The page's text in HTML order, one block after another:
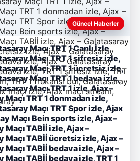
Güncel Haberler
Maçı TRT 1 Canlı İzle,
Maçı TRT 1 şifresiz izle,
Maçı TRT 1 ücretsiz izle,
Maçı TRT 1 bedava izle,
Maçı TRT 1 izle, Ajax –
Maçı TRT 1 donmadan izle,
Maçı TRT Spor izle, Ajax
Maçı Bein sports izle, Ajax –
Maçı TABİİ izle, Ajax –
Maçı TABİİ ücretsiz izle, Ajax –
Maçı TABİİ bedava izle, Ajax –
Maçı TABİİ bedava izle, TRT 1